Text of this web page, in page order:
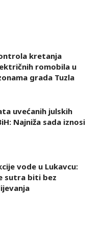
kretanja
romobila u
grada Tuzla
uvećanih julskih
Najniža sada iznosi
vode u Lukavcu:
sutra biti bez